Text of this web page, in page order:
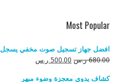
Most Popular
افضل جهاز تسجيل صوت مخفي يسجل 20 يوم متواصلة.
680.00 ر.س السعر
500.00 ر.سالسعر
كشاف يدوي معجزة وضوء مبهر